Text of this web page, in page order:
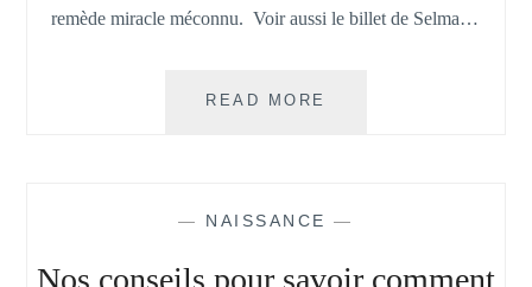
remède miracle méconnu. Voir aussi le billet de Selma…
READ MORE
TÉMOIGNAGES
— NAISSANCE —
Nos conseils pour savoir comment